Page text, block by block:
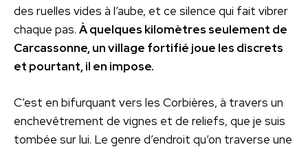
des ruelles vides à l’aube, et ce silence qui fait vibrer
chaque pas. À quelques kilomètres seulement de
Carcassonne, un village fortifié joue les discrets
et pourtant, il en impose.
C’est en bifurquant vers les Corbières, à travers un
enchevêtrement de vignes et de reliefs, que je suis
tombée sur lui. Le genre d’endroit qu’on traverse une